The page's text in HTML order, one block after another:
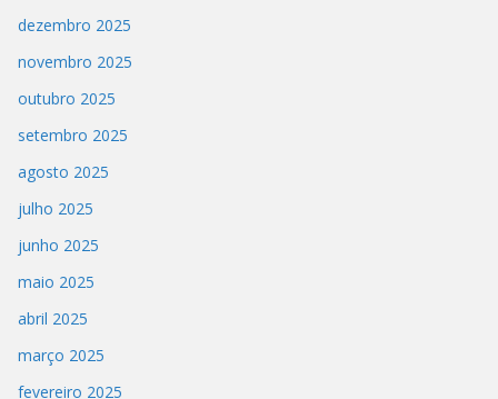
dezembro 2025
novembro 2025
outubro 2025
setembro 2025
agosto 2025
julho 2025
junho 2025
maio 2025
abril 2025
março 2025
fevereiro 2025